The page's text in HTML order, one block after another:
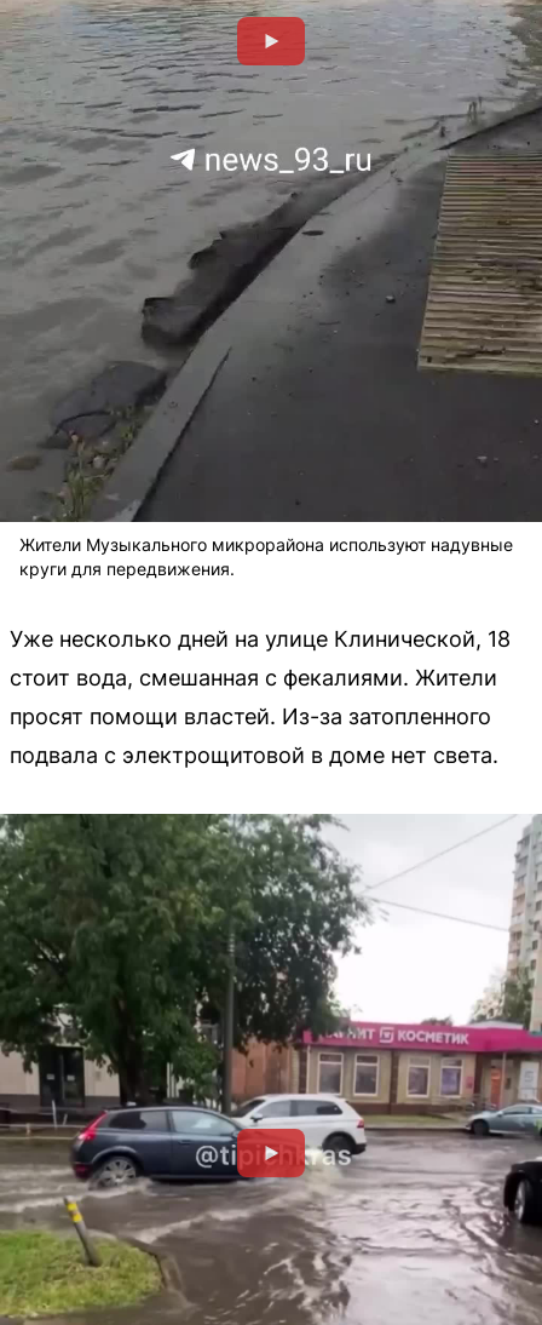
Жители Музыкального микрорайона используют надувные
круги для передвижения.
Уже несколько дней на улице Клинической, 18
стоит вода, смешанная с фекалиями. Жители
просят помощи властей. Из-за затопленного
подвала с электрощитовой в доме нет света.